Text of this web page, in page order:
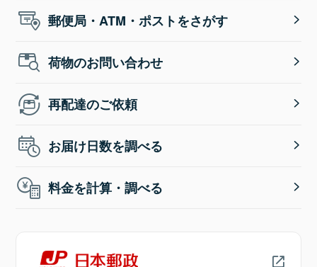
郵便局・ATM・ポストをさがす
荷物のお問い合わせ
再配達のご依頼
お届け日数を調べる
料金を計算・調べる